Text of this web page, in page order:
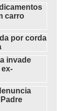
carro
por corda
invade